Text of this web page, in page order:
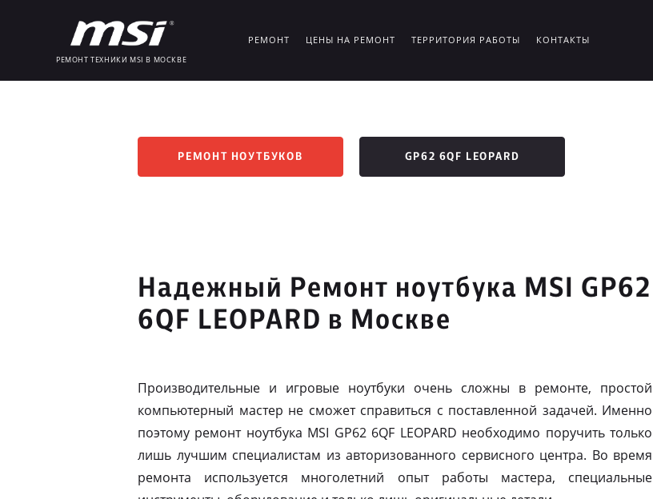
РЕМОНТ ТЕХНИКИ MSI В МОСКВЕ
РЕМОНТ ЦЕНЫ НА РЕМОНТ ТЕРРИТОРИЯ РАБОТЫ КОНТАКТЫ
РЕМОНТ НОУТБУКОВ GP62 6QF LEOPARD
Надежный Ремонт ноутбука MSI GP62
6QF LEOPARD в Москве
Производительные и игровые ноутбуки очень сложны в ремонте, простой
компьютерный мастер не сможет справиться с поставленной задачей. Именно
поэтому ремонт ноутбука MSI GP62 6QF LEOPARD необходимо поручить только
лишь лучшим специалистам из авторизованного сервисного центра. Во время
ремонта используется многолетний опыт работы мастера, специальные